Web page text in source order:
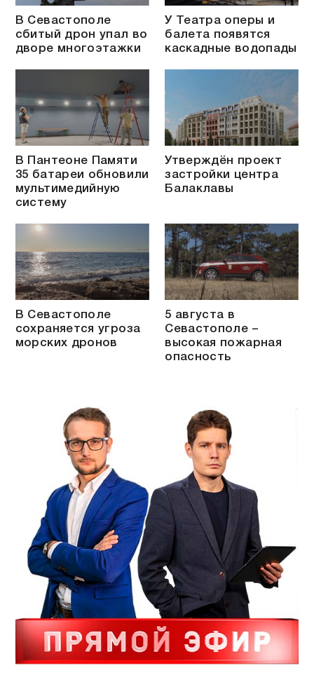
В Севастополе
сбитый дрон упал во
дворе многоэтажки
У Театра оперы и
балета появятся
каскадные водопады
В Пантеоне Памяти
35 батареи обновили
мультимедийную
систему
Утверждён проект
застройки центра
Балаклавы
В Севастополе
сохраняется угроза
морских дронов
5 августа в
Севастополе –
высокая пожарная
опасность